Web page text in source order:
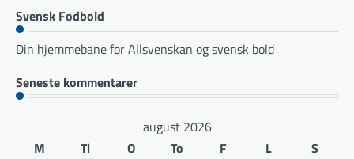
Svensk Fodbold
Din hjemmebane for Allsvenskan og svensk bold
Seneste kommentarer
august 2026
M
Ti O To F L
S